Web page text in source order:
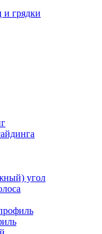
грядки
угол